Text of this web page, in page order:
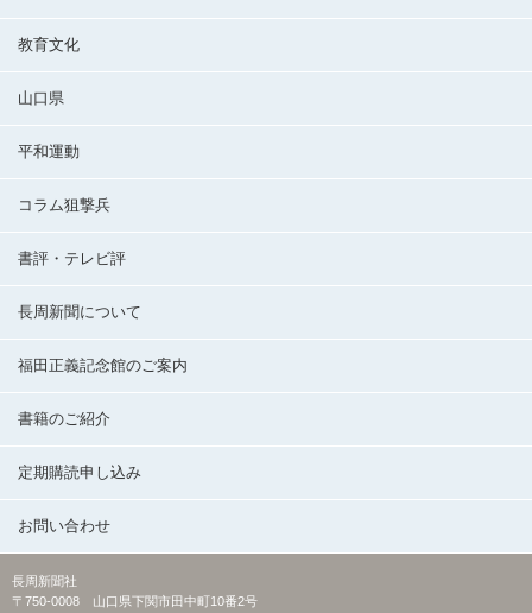
教育文化
山口県
平和運動
コラム狙撃兵
書評・テレビ評
長周新聞について
福田正義記念館のご案内
書籍のご紹介
定期購読申し込み
お問い合わせ
長周新聞社
〒750-0008 山口県下関市田中町10番2号